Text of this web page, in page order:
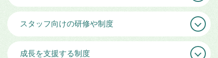
スタッフ向けの研修や制度
成長を支援する制度